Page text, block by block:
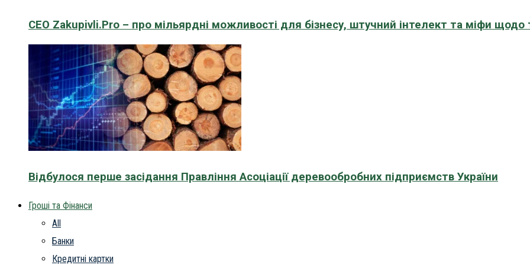
CEO Zakupivli.Pro – про мільярдні можливості для бізнесу, штучний інтелект та міфи щодо
Відбулося перше засідання Правління Асоціації деревообробних підприємств України
Гроші та Фінанси
All
Банки
Кредитні картки